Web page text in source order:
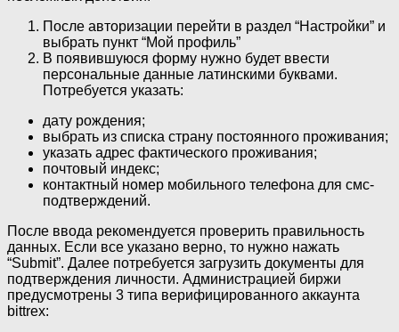
После авторизации перейти в раздел “Настройки” и
выбрать пункт “Мой профиль”
В появившуюся форму нужно будет ввести
персональные данные латинскими буквами.
Потребуется указать:
дату рождения;
выбрать из списка страну постоянного проживания;
указать адрес фактического проживания;
почтовый индекс;
контактный номер мобильного телефона для смс-
подтверждений.
После ввода рекомендуется проверить правильность
данных. Если все указано верно, то нужно нажать
“Submit”. Далее потребуется загрузить документы для
подтверждения личности. Администрацией биржи
предусмотрены 3 типа верифицированного аккаунта
bittrex: